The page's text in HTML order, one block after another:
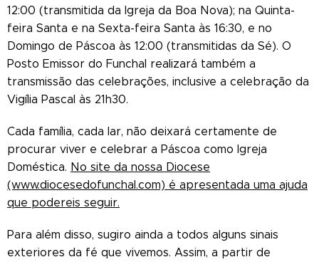
12:00 (transmitida da Igreja da Boa Nova); na Quinta-
feira Santa e na Sexta-feira Santa às 16:30, e no
Domingo de Páscoa às 12:00 (transmitidas da Sé). O
Posto Emissor do Funchal realizará também a
transmissão das celebrações, inclusive a celebração da
Vigília Pascal às 21h30.
Cada família, cada lar, não deixará certamente de
procurar viver e celebrar a Páscoa como Igreja
Doméstica. No site da nossa Diocese
(www.diocesedofunchal.com) é apresentada uma ajuda
que podereis seguir.
Para além disso, sugiro ainda a todos alguns sinais
exteriores da fé que vivemos. Assim, a partir de